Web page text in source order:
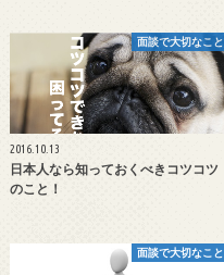
面談で大切なこと
2016.10.13
日本人なら知っておくべきコツコツ
のこと！
面談で大切なこと